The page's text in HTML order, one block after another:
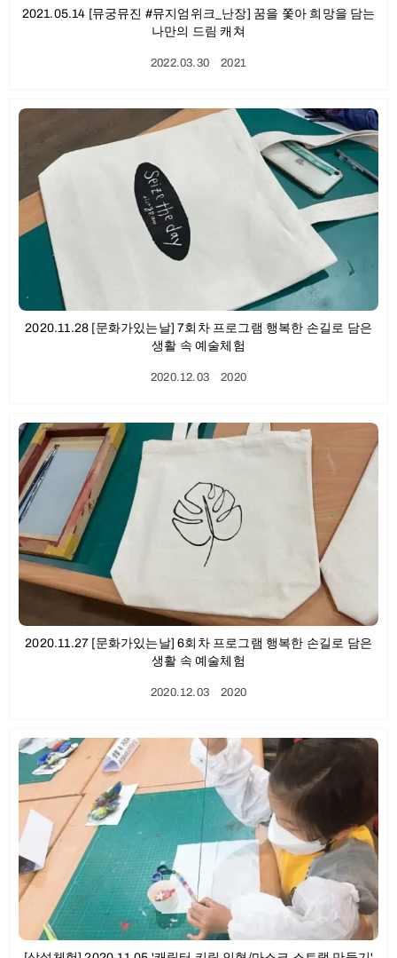
2021.05.14 [뮤궁뮤진 #뮤지엄위크_난장] 꿈을 쫓아 희망을 담는
나만의 드림 캐쳐
2022.03.30ㆍ2021
2020.11.28 [문화가있는날] 7회차 프로그램 행복한 손길로 담은
생활 속 예술체험
2020.12.03ㆍ2020
2020.11.27 [문화가있는날] 6회차 프로그램 행복한 손길로 담은
생활 속 예술체험
2020.12.03ㆍ2020